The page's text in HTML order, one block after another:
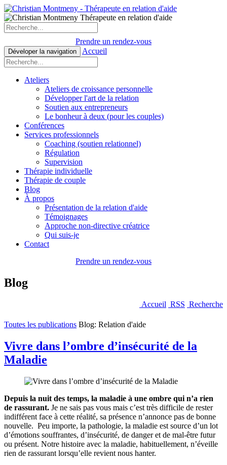
Prendre un rendez-vous
Déveloper la navigation Accueil
Ateliers
Ateliers de croissance personnelle
Développer l'art de la relation
Soutien aux entrepreneurs
Le bonheur à deux (pour les couples)
Conférences
Services professionnels
Coaching (soutien relationnel)
Régulation
Supervision
Thérapie individuelle
Thérapie de couple
Blog
À propos
Présentation de la relation d'aide
Témoignages
Approche non-directive créatrice
Qui suis-je
Contact
Prendre un rendez-vous
Blog
Accueil RSS Recherche
Toutes les publications Blog: Relation d'aide
Vivre dans l’ombre d’insécurité de la
Maladie
Depuis la nuit des temps, la maladie à une ombre qui n’a rien
de rassurant. Je ne sais pas vous mais c’est très difficile de rester
indifférent face à cette réalité, sa présence n’annonce pas de bonne
nouvelle. Peu importe, la pathologie, la maladie est source d’un lot
d’émotions souffrantes, d’insécurité, de danger et de mal-être futur
ou présent. Notre histoire avec la maladie, habituellement, n’éveille
rien de rassurant lorsqu’elle revient nous hanter.